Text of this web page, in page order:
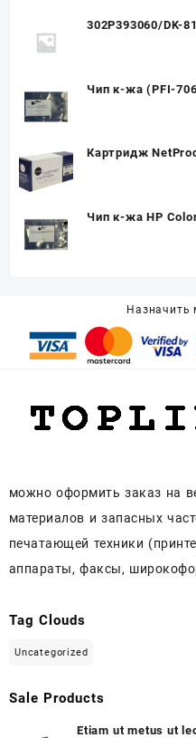
302P393060/DK-
Чип к-жа (PFI-
Картридж
Чип к-жа HP
Назначить
можно оформить заказ на
материалов и запасных
печатающей техники
аппараты, факсы,
Tag Clouds
Uncategorized
Sale Products
Etiam ut metus ut